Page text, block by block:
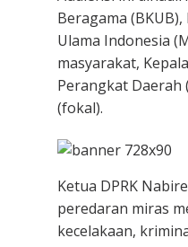
Beragama
Ulama Indonesia
masyarakat,
Perangkat Daerah
(fokal).
Ketua DPRK
peredaran miras
kecelakaan,